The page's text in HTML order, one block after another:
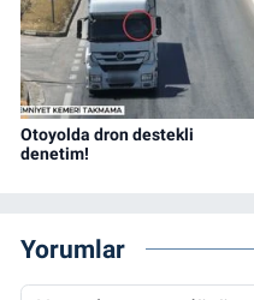
Otoyolda dron destekli
denetim!
Yorumlar